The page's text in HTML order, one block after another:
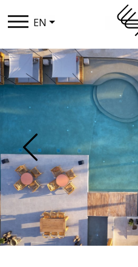
EN
THE SYNTOPIA
STAY
TASTE
EXPERIENCES
LOYALTY CLUB
PACKAGES
GALLERY
Previous